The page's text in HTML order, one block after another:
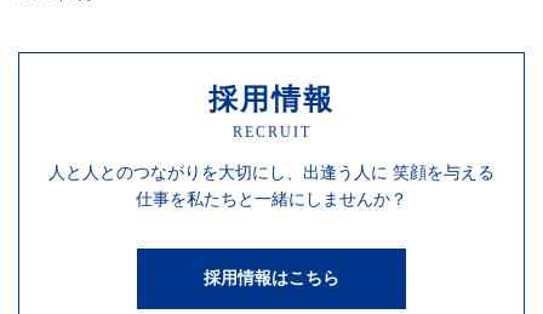
採用情報
RECRUIT
人と人とのつながりを大切にし、 出逢う人に 笑顔を与える
仕事を私たちと一緒にしませんか？
採用情報はこちら